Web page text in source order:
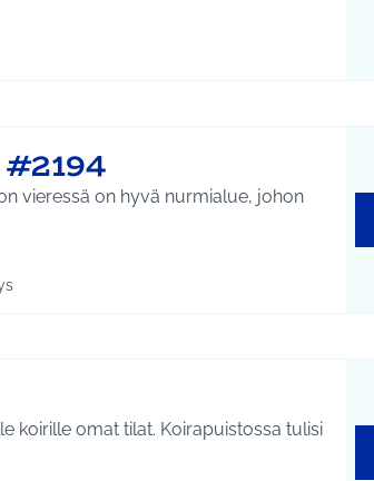
Liikunta ja harrastukset
Hyvinvointi ja yhteisöllisyys
koirille omat tilat. Koirapuistossa tulisi